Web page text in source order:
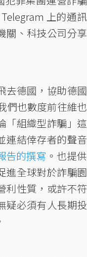
上的通訊
關、科技公司分享
去德國，協助德國
們也數度前往維也
「組織型詐騙」這
連結倖存者的聲音
告的撰寫 。也提供
進全球對於詐騙園
利性質，或許不符
疑必須有人長期投